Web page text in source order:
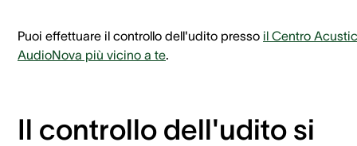
Puoi effettuare il controllo dell'udito presso il Centro
AudioNova più vicino a te.
Il controllo dell'udito si